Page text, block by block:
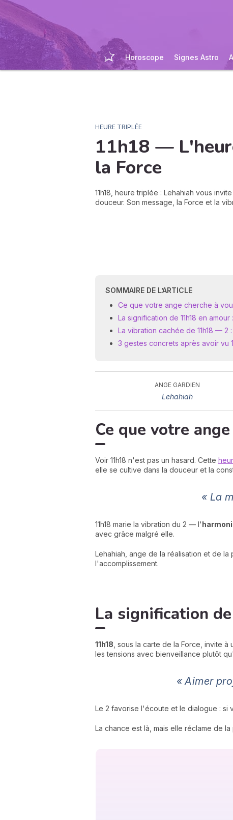
Horoscope Signes Astro
HEURE TRIPLÉE
11h18 —
la Force
11h18, heure triplée : Lehahiah vous
douceur. Son message, la Force et la
SOMMAIRE DE L’ARTICLE
Ce que votre ange cherche à
La signification de 11h18 en
La vibration cachée de 11h18 —
3 gestes concrets après avoir vu
ANGE GARDIEN
Lehahiah
Ce que votre ange
Voir 11h18 n'est pas un hasard. Cette
elle se cultive dans la douceur et la
« La
11h18 marie la vibration du 2 — l'
avec grâce malgré elle.
Lehahiah, ange de la réalisation et de
l'accomplissement.
La signification
11h18 , sous la carte de la Force, invite à
les tensions avec bienveillance plutôt
« Aimer
Le 2 favorise l'écoute et le dialogue : si
La chance est là, mais elle réclame de